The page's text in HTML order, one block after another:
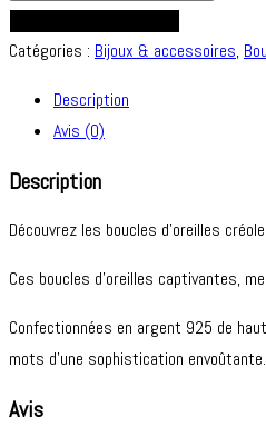
GEORGINI
CRÉOLES
BAGUETTES
ARGENTÉE
Catégories : Bijoux & accessoires,
Description
Avis (0)
Description
Découvrez les boucles d’oreilles
Ces boucles d’oreilles captivantes,
Confectionnées en argent 925 de
mots d’une sophistication envoûtante.
Avis